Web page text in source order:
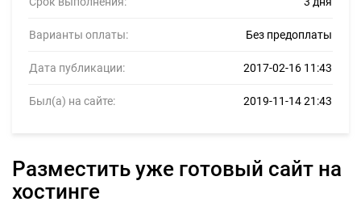
Варианты оплаты: Без предоплаты
Дата публикации: 2017-02-16 11:43
Был(а) на сайте: 2019-11-14 21:43
Разместить уже готовый сайт на
хостинге